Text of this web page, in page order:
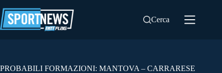
al
contenuto
Cerca
PROBABILI FORMAZIONI: MANTOVA – CARRARESE